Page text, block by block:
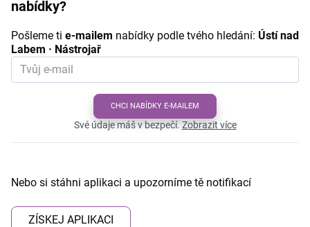
nabídky?
Pošleme ti e-mailem nabídky podle tvého hledání: Ústí nad
Labem · Nástrojař
CHCI NABÍDKY E-MAILEM
Své údaje máš v bezpečí.Zobrazit více
Nebo si stáhni aplikaci a upozorníme tě notifikací
ZÍSKEJ APLIKACI